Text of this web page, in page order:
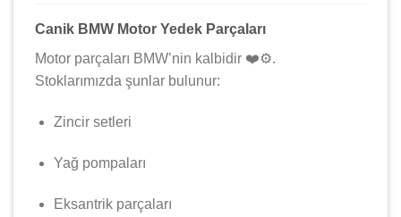
Canik BMW Motor Yedek Parçaları
Motor parçaları BMW’nin kalbidir ❤️⚙️.
Stoklarımızda şunlar bulunur:
Zincir setleri
Yağ pompaları
Eksantrik parçaları